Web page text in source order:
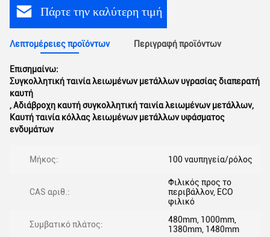
Πάρτε την καλύτερη τιμή
Λεπτομέρειες προϊόντων Περιγραφή προϊόντων
Επισημαίνω:
Συγκολλητική ταινία λειωμένων μετάλλων υγρασίας διαπερατή
καυτή
,Αδιάβροχη καυτή συγκολλητική ταινία λειωμένων μετάλλων,
Καυτή ταινία κόλλας λειωμένων μετάλλων υφάσματος
ενδυμάτων
Μήκος: 100 ναυπηγεία/ρόλος
CAS αριθ.:
Φιλικός προς το
περιβάλλον, ECO
φιλικό
Συμβατικό πλάτος:
480mm, 1000mm,
1380mm, 1480mm